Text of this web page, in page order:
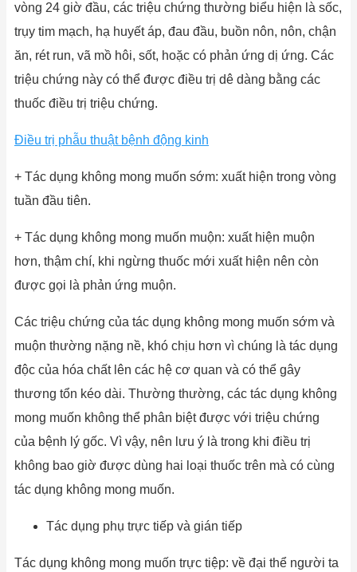
vòng 24 giờ đầu, các triệu chứng thường biểu hiện là sốc,
trụy tim mạch, hạ huyết áp, đau đầu, buồn nôn, nôn, chận
ăn, rét run, vã mồ hôi, sốt, hoặc có phản ứng dị ứng. Các
triệu chứng này có thể được điều trị dê dàng bằng các
thuốc điều trị triệu chứng.
Điều trị phẫu thuật bệnh động kinh
+ Tác dụng không mong muốn sớm: xuất hiện trong vòng
tuần đầu tiên.
+ Tác dụng không mong muốn muộn: xuất hiện muộn
hơn, thậm chí, khi ngừng thuốc mới xuất hiện nên còn
được gọi là phản ứng muộn.
Các triệu chứng của tác dụng không mong muốn sớm và
muộn thường nặng nề, khó chịu hơn vì chúng là tác dụng
độc của hóa chất lên các hệ cơ quan và có thể gây
thương tổn kéo dài. Thường thường, các tác dụng không
mong muốn không thể phân biệt được với triệu chứng
của bệnh lý gốc. Vì vậy, nên lưu ý là trong khi điều trị
không bao giờ được dùng hai loại thuốc trên mà có cùng
tác dụng không mong muốn.
Tác dụng phụ trực tiếp và gián tiếp
Tác dụng không mong muốn trực tiệp: về đại thể người ta